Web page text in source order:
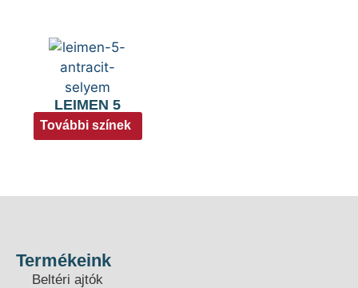
LEIMEN 5
További színek
Termékeink
Beltéri ajtók